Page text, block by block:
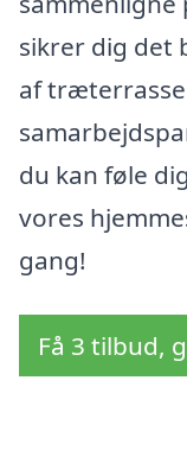
sikrer dig det
af træterrasse
du kan føle
vores
gang!
Få 3 tilbud,